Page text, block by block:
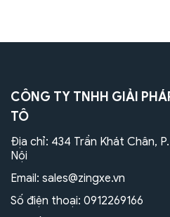
CÔNG TY TNHH GIẢI
TÔ
Địa chỉ: 434 Trần Khát Chân,
Nội
Email: sales@zingxe.vn
Số điện thoại: 0912269166